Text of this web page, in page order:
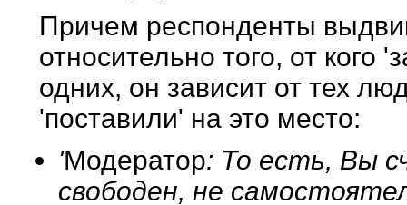
Причем респонденты
относительно того, от кого
одних, он зависит от тех
'поставили' на это место:
'Модератор: То есть, Вы
свободен, не